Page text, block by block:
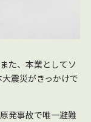
た、本業としてソ
震災がきっかけで
発事故で唯一避難